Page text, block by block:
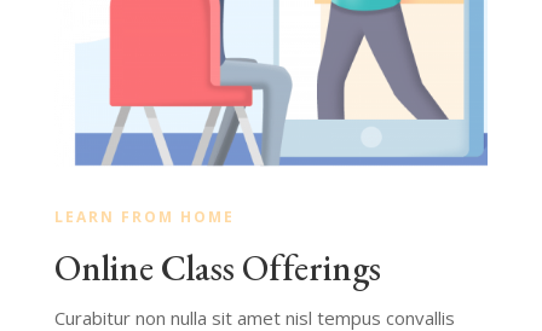
LEARN FROM HOME
Online Class Offerings
Curabitur non nulla sit amet nisl tempus convallis